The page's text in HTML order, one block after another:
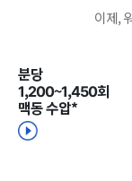
이제,
분당
1,200~1,450회
맥동 수압*